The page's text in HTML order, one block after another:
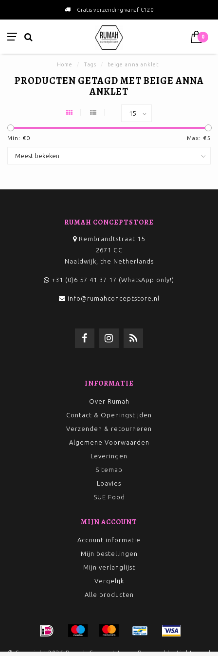
Gratis verzending vanaf €120
0
Home Tags beige anna anklet
PRODUCTEN GETAGD MET BEIGE ANNA
ANKLET
Min: €0 Max: €5
RUMAH CONCEPTSTORE
Rembrandtstraat 15
2671 GC
Naaldwijk, the Netherlands
+31 (0)6 57 41 37 17 (WhatsApp only!)
info@rumahconceptstore.nl
INFORMATIE
Over Rumah
Contact & Openingstijden
Verzenden & retourneren
Algemene Voorwaarden
Leveringen
Sitemap
Loavies
SUE Food
MIJN ACCOUNT
Account informatie
Mijn bestellingen
Mijn verlanglijst
Vergelijk
Alle producten
© Copyright 2026 Rumah Conceptstore - Powered byLightspeed